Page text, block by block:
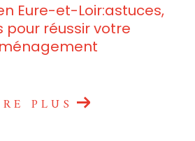
Eure-et-Loir:astuces,
pour réussir votre
PLUS